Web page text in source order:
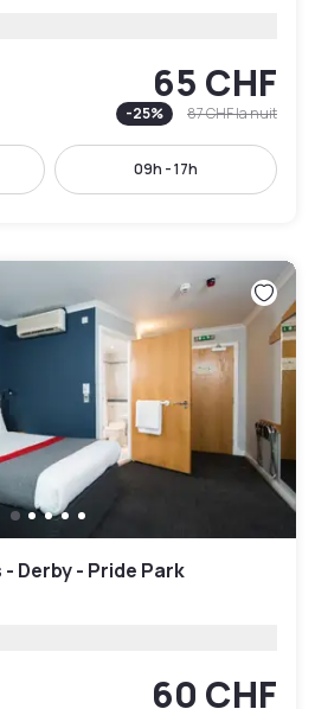
65 CHF
-25% 87 CHFla nuit
09h - 17h
Derby - Pride Park
60 CHF